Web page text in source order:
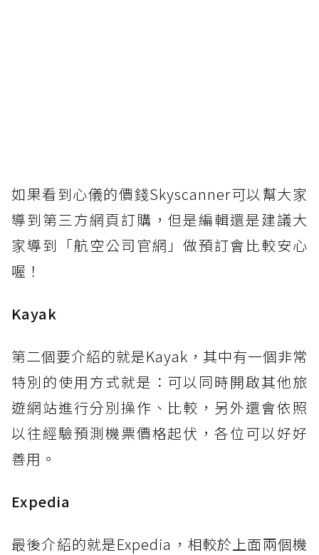
如果看到心儀的價錢Skyscanner可以幫大家
導到第三方網頁訂購，但是編輯還是建議大
家導到「航空公司官網」做預訂會比較安心
喔！
Kayak
第二個要介紹的就是Kayak，其中有一個非常
特別的使用方式就是：可以同時開啟其他旅
遊網站進行分別操作、比較，另外還會依照
以往經驗預測機票價格起伏，各位可以好好
善用。
Expedia
最後介紹的就是Expedia，相較於上面兩個機